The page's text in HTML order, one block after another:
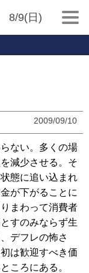
8/9(日)
2009/09/10
ない。多くの場
減少させる。そ
態に追い込まれ
が下がることに
まわって消費者
すのみならず生
デフレの怖さ
は歓迎すべき価
ころにある。